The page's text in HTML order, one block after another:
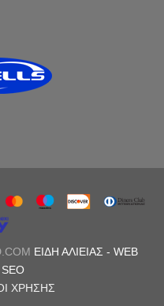
ΕΙΔΗ ΑΛΙΕΙΑΣ - WEB
SEO
ΧΡΗΣΗΣ